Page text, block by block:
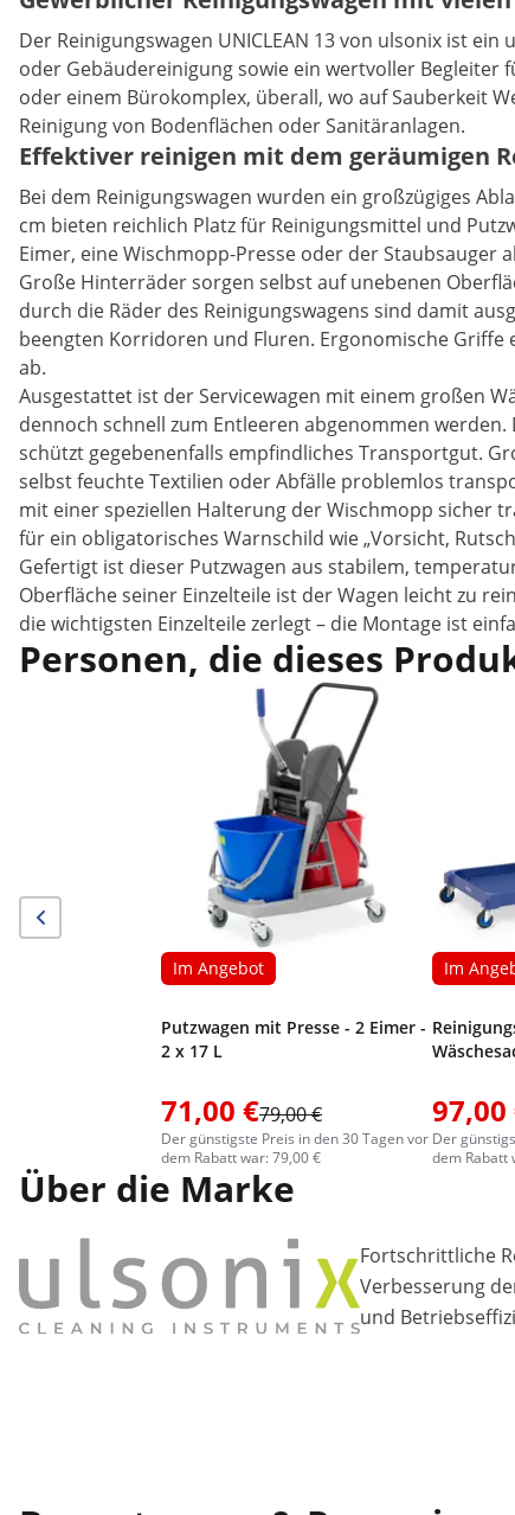
Der Reinigungswagen UNICLEAN 13 von ulsonix ist
oder Gebäudereinigung sowie ein wertvoller
oder einem Bürokomplex, überall, wo auf Sauberkeit
Reinigung von Bodenflächen oder Sanitäranlagen.
Effektiver reinigen mit dem geräumigen
Bei dem Reinigungswagen wurden ein großzügiges
cm bieten reichlich Platz für Reinigungsmittel und
Eimer, eine Wischmopp-Presse oder der Staubsauger
Große Hinterräder sorgen selbst auf unebenen
durch die Räder des Reinigungswagens sind damit
beengten Korridoren und Fluren. Ergonomische
ab.
Ausgestattet ist der Servicewagen mit einem großen
dennoch schnell zum Entleeren abgenommen
schützt gegebenenfalls empfindliches Transportgut.
selbst feuchte Textilien oder Abfälle problemlos
mit einer speziellen Halterung der Wischmopp sicher
für ein obligatorisches Warnschild wie „Vorsicht,
Gefertigt ist dieser Putzwagen aus stabilem,
Oberfläche seiner Einzelteile ist der Wagen leicht zu
die wichtigsten Einzelteile zerlegt – die Montage ist
Personen, die dieses
Im Angebot
Putzwagen mit Presse - 2 Eimer -
2 x 17 L
71,00 €79,00 €
Der günstigste Preis in den 30 Tagen vor
dem Rabatt war: 79,00 €
Im
97,00
Der
dem Rabatt
Über die Marke
Fortschrittliche
Verbesserung
und